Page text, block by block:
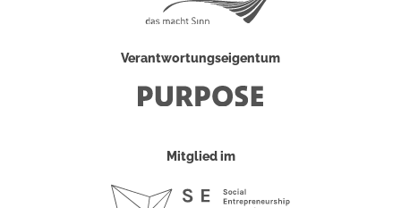
Verantwortungseigentum
Mitglied im